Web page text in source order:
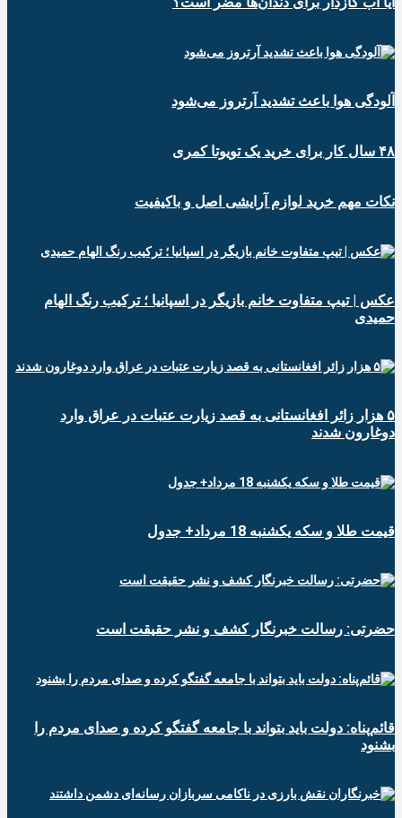
آلودگی هوا باعث تشدید آرتروز می‌شود
۴۸ سال کار برای خرید یک تویوتا کمری
نکات مهم خرید لوازم آرایشی اصل و باکیفیت
عکس | تیپ متفاوت خانم بازیگر در اسپانیا ؛ ترکیب رنگ الهام
حمیدی
۵ هزار زائر افغانستانی به قصد زیارت عتبات در عراق وارد
دوغارون شدند
قیمت طلا و سکه یکشنبه 18 مرداد+ جدول
حضرتی: رسالت خبرنگار کشف و نشر حقیقت است
قائم‌پناه: دولت باید بتواند با جامعه گفتگو کرده و صدای مردم را
بشنود